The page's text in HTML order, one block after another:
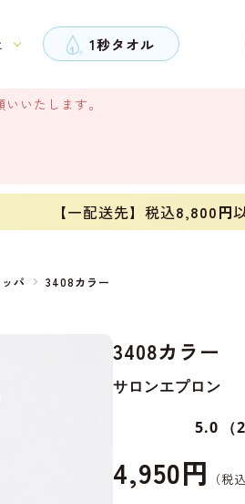
1秒タオル
いたします。
【一配送先】税込8,800円
パ
3408カラー
3408カラー
サロンエプロン
5.0 （
4,950円